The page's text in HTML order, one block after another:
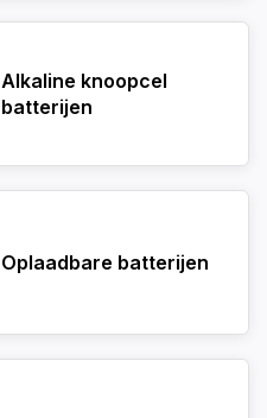
Alkaline knoopcel
batterijen
Oplaadbare batterijen